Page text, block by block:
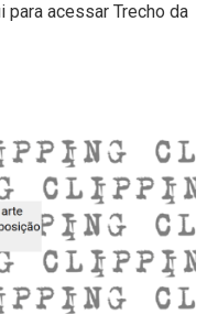
para acessar Trecho da